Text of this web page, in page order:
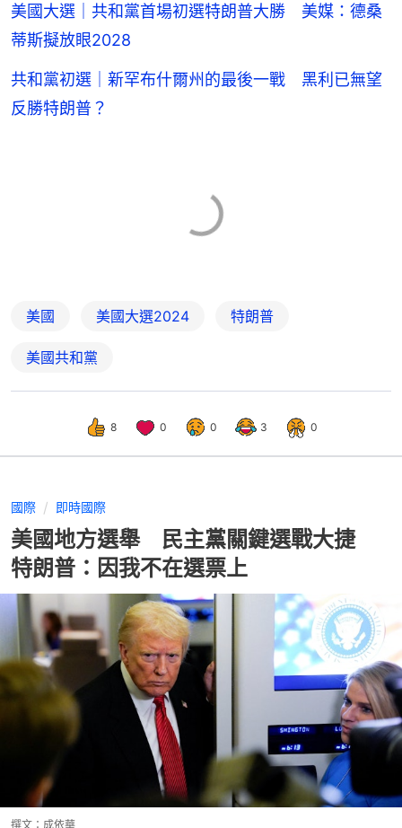
美國大選｜共和黨首場初選特朗普大勝 美媒：德桑
蒂斯擬放眼2028
共和黨初選｜新罕布什爾州的最後一戰 黑利已無望
反勝特朗普？
美國 美國大選2024 特朗普
美國共和黨
8 0 0 3 0
國際 即時國際
美國地方選舉 民主黨關鍵選戰大捷
特朗普：因我不在選票上
撰文： 成依華